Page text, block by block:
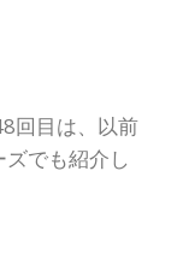
回目は、以前
ズでも紹介し